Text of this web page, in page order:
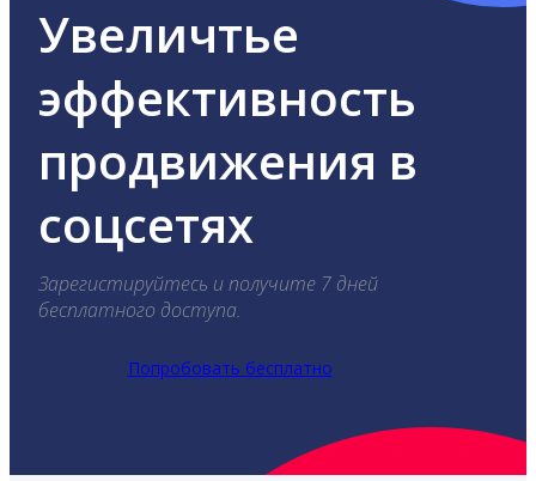
Увеличтье
эффективность
продвижения в
соцсетях
Зарегистируйтесь и получите 7 дней
бесплатного доступа.
Попробовать бесплатно